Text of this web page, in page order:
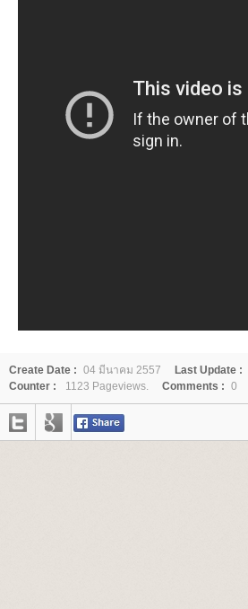
Create Date : 04 มีนาคม 2557 Last Update :
Counter :
1123 Pageviews. Comments : 0